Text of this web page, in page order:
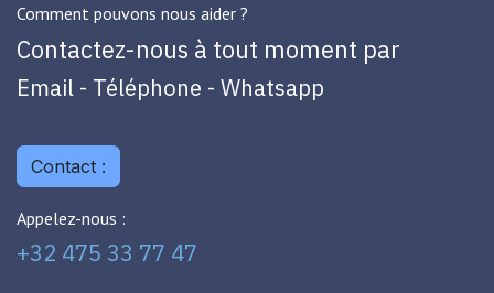
Comment pouvons nous aider ?
Contactez-nous à tout moment par
Email - Téléphone - Whatsapp
Contact :
Appelez-nous :
+32 475 33 77 47